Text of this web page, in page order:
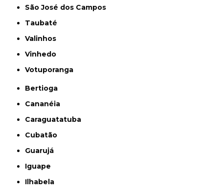
São José dos Campos
Taubaté
Valinhos
Vinhedo
Votuporanga
Bertioga
Cananéia
Caraguatatuba
Cubatão
Guarujá
Iguape
Ilhabela